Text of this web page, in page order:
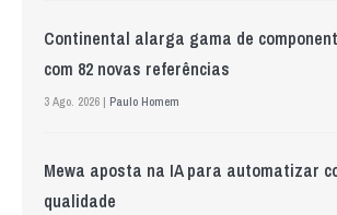
Continental alarga gama de
com 82 novas referências
3 Ago. 2026 | Paulo Homem
Mewa aposta na IA para automatizar
qualidade